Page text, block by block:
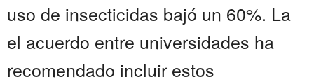
uso de insecticidas bajó un 60%. La
el acuerdo entre universidades ha
recomendado incluir estos